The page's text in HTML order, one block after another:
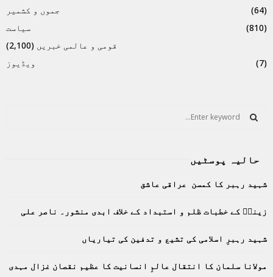
جموں و کشمیر
(64)
سیاست
(810)
قومی و عالمی خبریں (2,100)
ویڈیوز
(7)
f
r
E
A
R
C
H
حالیہ پوسٹیں
شہید رہبر کا کمسن عراقی عاشق
زینبؑ کے خطبات ظلم و استبداد کے خلاف ابدی منشور۔ ناصر علی
شہید رہبرِ اسلامی کی تشیع و تدفین کی تیاریاں
مولانا سلمان کا انتقال عالمِ انسانیت کا عظیم نقصان غزال مہدی